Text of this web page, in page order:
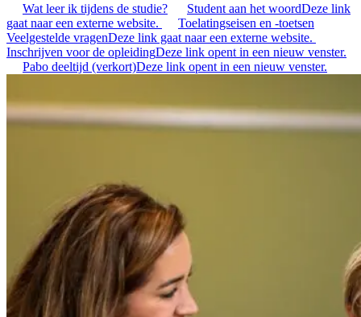
Wat leer ik tijdens de studie? Student aan het woordDeze link
gaat naar een externe website.
Toelatingseisen en -toetsen
Veelgestelde vragenDeze link gaat naar een externe website.
Inschrijven voor de opleidingDeze link opent in een nieuw venster.
Pabo deeltijd (verkort)Deze link opent in een nieuw venster.